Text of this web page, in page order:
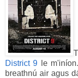
District 9 le
breathnú air agus